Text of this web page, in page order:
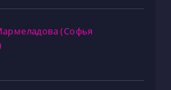
(Софья